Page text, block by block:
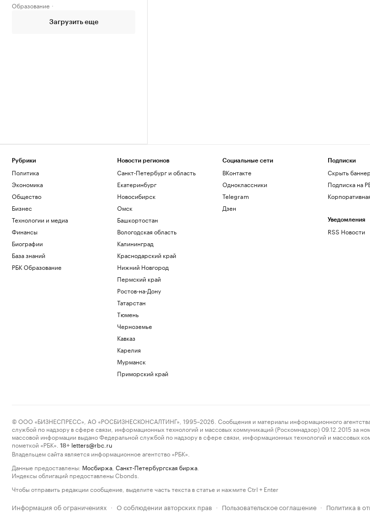
Образование
Загрузить еще
Рубрики
Политика
Экономика
Общество
Бизнес
Технологии и медиа
Финансы
Биографии
База знаний
РБК Образование
Новости регионов
Санкт-Петербург и область
Екатеринбург
Новосибирск
Омск
Башкортостан
Вологодская область
Калининград
Краснодарский край
Нижний Новгород
Пермский край
Ростов-на-Дону
Татарстан
Тюмень
Черноземье
Кавказ
Карелия
Мурманск
Приморский край
Социальные сети
ВКонтакте
Одноклассники
Telegram
Дзен
Подписки
Скрыть
Подписка на
Уведомления
RSS Новости
© ООО «БИЗНЕСПРЕСС», АО «РОСБИЗНЕСКОНСАЛТИНГ», 1995–2026. Сообщения и материалы информационного агентства
службой по надзору в сфере связи, информационных технологий и массовых коммуникаций (Роскомнадзор) 09.12.2015 за
массовой информации выдано Федеральной службой по надзору в сфере связи, информационных технологий и
пометкой «РБК».
18+ letters@rbc.ru
Владельцем сайта является информационное агентство «РБК».
Данные предоставлены: Мосбиржа Санкт-Петербургская биржа
Индексы облигаций предоставлены Cbonds.
Чтобы отправить редакции сообщение, выделите часть текста в статье и нажмите Ctrl + Enter
Информация об ограничениях · О соблюдении авторских прав · Пользовательское соглашение · Политика в